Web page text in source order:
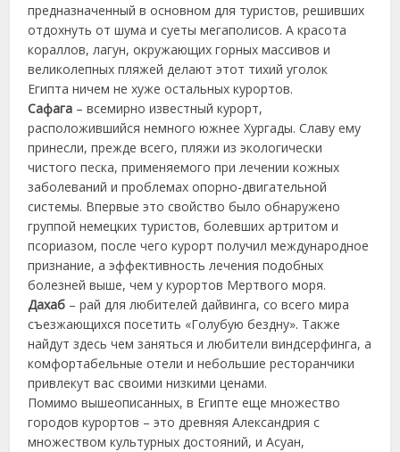
предназначенный в основном для туристов, решивших
отдохнуть от шума и суеты мегаполисов. А красота
кораллов, лагун, окружающих горных массивов и
великолепных пляжей делают этот тихий уголок
Египта ничем не хуже остальных курортов.
Сафага – всемирно известный курорт,
расположившийся немного южнее Хургады. Славу ему
принесли, прежде всего, пляжи из экологически
чистого песка, применяемого при лечении кожных
заболеваний и проблемах опорно-двигательной
системы. Впервые это свойство было обнаружено
группой немецких туристов, болевших артритом и
псориазом, после чего курорт получил международное
признание, а эффективность лечения подобных
болезней выше, чем у курортов Мертвого моря.
Дахаб – рай для любителей дайвинга, со всего мира
съезжающихся посетить «Голубую бездну». Также
найдут здесь чем заняться и любители виндсерфинга, а
комфортабельные отели и небольшие ресторанчики
привлекут вас своими низкими ценами.
Помимо вышеописанных, в Египте еще множество
городов курортов – это древняя Александрия с
множеством культурных достояний, и Асуан,